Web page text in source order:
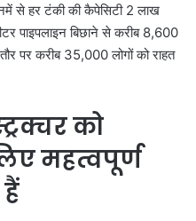
से हर टंकी की कैपेसिटी 2 लाख
पाइपलाइन बिछाने से करीब 8,600
पर करीब 35,000 लोगों को राहत
को
महत्वपूर्ण